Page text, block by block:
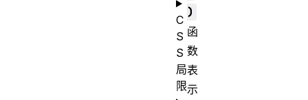
)
函
数
表
示
C
S
S
局
限